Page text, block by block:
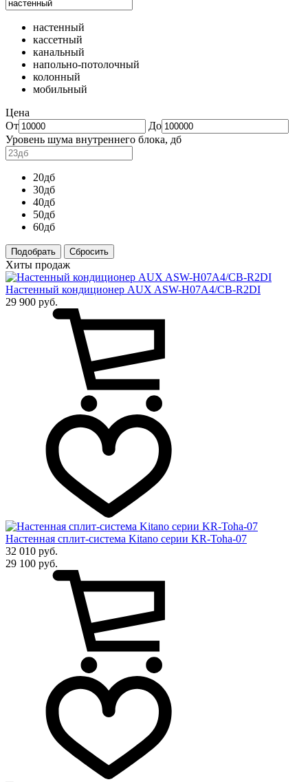
настенный
кассетный
канальный
напольно-потолочный
колонный
мобильный
Цена
От
До
Уровень шума внутреннего блока, дб
20дб
30дб
40дб
50дб
60дб
Подобрать
Хиты продаж
Настенный кондиционер AUX ASW-H07A4/CB-R2DI
29 900 руб.
Настенная сплит-система Kitano серии KR-Toha-07
32 010 руб.
29 100 руб.